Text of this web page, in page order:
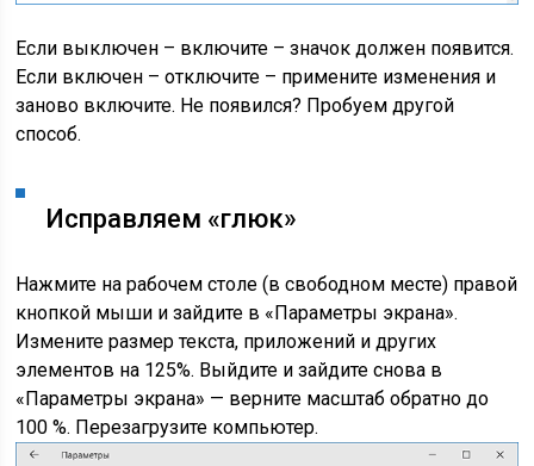
Если выключен – включите – значок должен появится.
Если включен – отключите – примените изменения и
заново включите. Не появился? Пробуем другой
способ.
Исправляем «глюк»
Нажмите на рабочем столе (в свободном месте) правой
кнопкой мыши и зайдите в «Параметры экрана».
Измените размер текста, приложений и других
элементов на 125%. Выйдите и зайдите снова в
«Параметры экрана» — верните масштаб обратно до
100 %. Перезагрузите компьютер.